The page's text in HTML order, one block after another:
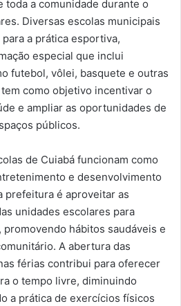
toda a comunidade durante o
Diversas escolas municipais
a prática esportiva,
especial que inclui
futebol, vôlei, basquete e outras
como objetivo incentivar o
e ampliar as oportunidades de
públicos.
de Cuiabá funcionam como
e desenvolvimento
prefeitura é aproveitar as
unidades escolares para
hábitos saudáveis e
A abertura das
férias contribui para oferecer
o tempo livre, diminuindo
a prática de exercícios físicos